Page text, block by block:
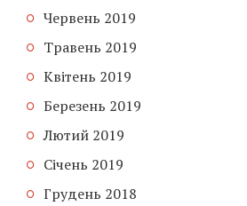
Червень 2019
Травень 2019
Квітень 2019
Березень 2019
Лютий 2019
Січень 2019
Грудень 2018